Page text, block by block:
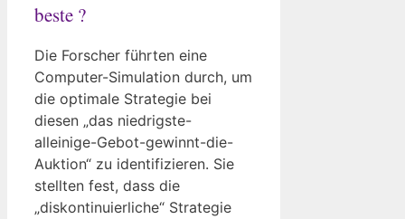
beste ?
Die Forscher führten eine
Computer-Simulation durch, um
die optimale Strategie bei
diesen „das niedrigste-
alleinige-Gebot-gewinnt-die-
Auktion“ zu identifizieren. Sie
stellten fest, dass die
„diskontinuierliche“ Strategie